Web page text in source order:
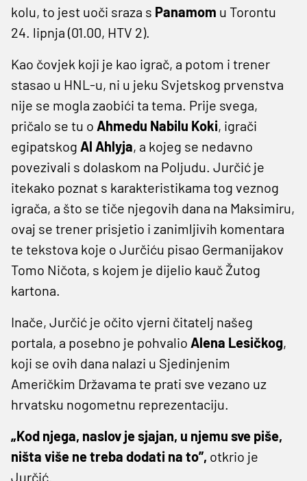
kolu, to jest uoči sraza s Panamom u Torontu
24. lipnja (01.00, HTV 2).
Kao čovjek koji je kao igrač, a potom i trener
stasao u HNL-u, ni u jeku Svjetskog prvenstva
nije se mogla zaobići ta tema. Prije svega,
pričalo se tu o Ahmedu Nabilu Koki, igrači
egipatskog Al Ahlyja, a kojeg se nedavno
povezivali s dolaskom na Poljudu. Jurčić je
itekako poznat s karakteristikama tog veznog
igrača, a što se tiče njegovih dana na Maksimiru,
ovaj se trener prisjetio i zanimljivih komentara
te tekstova koje o Jurčiću pisao Germanijakov
Tomo Ničota, s kojem je dijelio kauč Žutog
kartona.
Inače, Jurčić je očito vjerni čitatelj našeg
portala, a posebno je pohvalio Alena Lesičkog,
koji se ovih dana nalazi u Sjedinjenim
Američkim Državama te prati sve vezano uz
hrvatsku nogometnu reprezentaciju.
„Kod njega, naslov je sjajan, u njemu sve piše,
ništa više ne treba dodati na to”, otkrio je
Jurčić.